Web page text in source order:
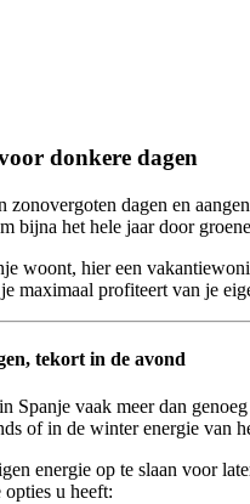
donkere dagen
zonovergoten dagen en
bijna het hele jaar door
woont, hier een
maximaal profiteert van je
tekort in de avond
Spanje vaak meer dan
of in de winter energie van
energie op te slaan voor
u heeft: